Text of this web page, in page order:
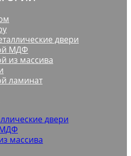
двери
МДФ
из массива
ламинат
двери
МДФ
массива